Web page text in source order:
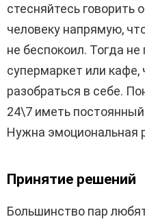
стесняйтесь
человеку напрямую,
не беспокоил. Тогда
супермаркет или
разобраться в себе.
24\7 иметь
Нужна эмоциональная
Принятие решений
Большинство пар